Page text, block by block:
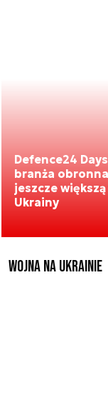
Defence24
branża
jeszcze
Ukrainy
Wojna na Ukrainie